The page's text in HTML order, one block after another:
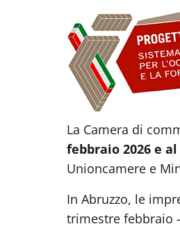
La Camera di
febbraio 2026 e
Unioncamere e
In Abruzzo, le
trimestre febbraio